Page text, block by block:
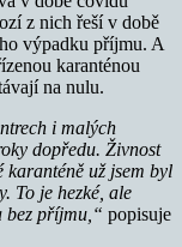
z nich řeší v době
výpadku příjmu. A
karanténou
na nulu.
i malých
dopředu. Živnost
už jsem byl
To je hezké, ale
bez příjmu,“ popisuje